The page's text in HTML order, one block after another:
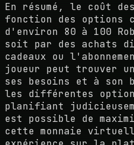
En résumé, le coût
fonction des options
d'environ 80 à 100
soit par des achats
cadeaux ou
joueur peut trouver
ses besoins et à son
les différentes
planifiant
est possible de
cette monnaie